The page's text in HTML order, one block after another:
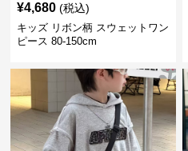
¥4,680 (税込)
キッズ リボン柄 スウェットワン
ピース 80-150cm